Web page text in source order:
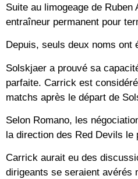
Suite au limogeage de
entraîneur permanent pour
Depuis, seuls deux noms
Solskjaer a prouvé sa
parfaite. Carrick est
matchs après le départ de
Selon Romano, les
la direction des Red Devils
Carrick aurait eu des
dirigeants se seraient avérés